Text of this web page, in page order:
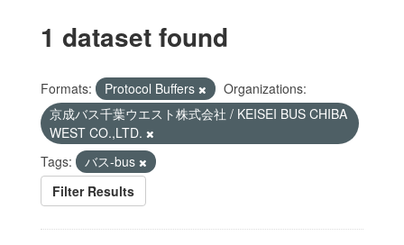
1 dataset found
Formats: Protocol Buffers
Organizations:
京成バス千葉ウエスト株式会社 / KEISEI BUS CHIBA
WEST CO.,LTD.
Tags:
バス-bus
Filter Results